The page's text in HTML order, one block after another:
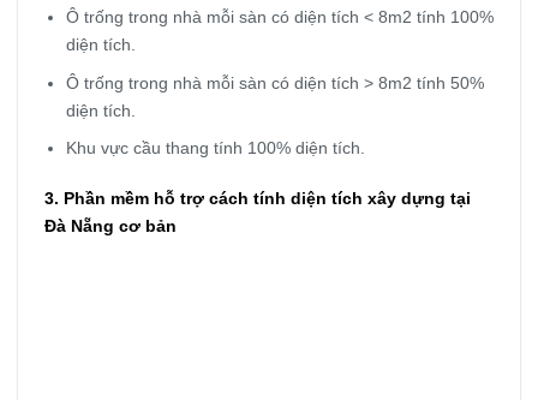
Ô trống trong nhà mỗi sàn có diện tích < 8m2 tính 100%
diện tích.
Ô trống trong nhà mỗi sàn có diện tích > 8m2 tính 50%
diện tích.
Khu vực cầu thang tính 100% diện tích.
3. Phần mềm hỗ trợ cách tính diện tích xây dựng tại
Đà Nẵng cơ bản